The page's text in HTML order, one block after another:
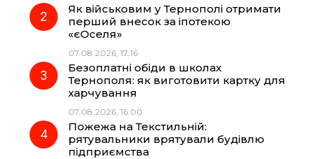
o
k
r
a
m
A
Як військовим у Тернополі отримати
перший внесок за іпотекою
«єОселя»
07.08.2026, 17:16
Безоплатні обіди в школах
Тернополя: як виготовити картку для
харчування
07.08.2026, 16:00
Пожежа на Текстильній:
рятувальники врятували будівлю
підприємства